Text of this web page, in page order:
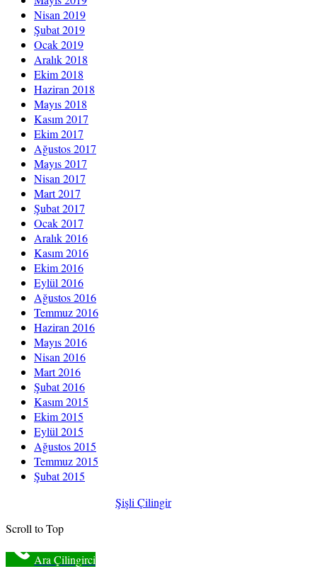
Nisan 2019
Şubat 2019
Ocak 2019
Aralık 2018
Ekim 2018
Haziran 2018
Mayıs 2018
Kasım 2017
Ekim 2017
Ağustos 2017
Mayıs 2017
Nisan 2017
Mart 2017
Şubat 2017
Ocak 2017
Aralık 2016
Kasım 2016
Ekim 2016
Eylül 2016
Ağustos 2016
Temmuz 2016
Haziran 2016
Mayıs 2016
Nisan 2016
Mart 2016
Şubat 2016
Kasım 2015
Ekim 2015
Eylül 2015
Ağustos 2015
Temmuz 2015
Şubat 2015
Şişli Çilingir
Scroll to Top
Ara Çilingirci